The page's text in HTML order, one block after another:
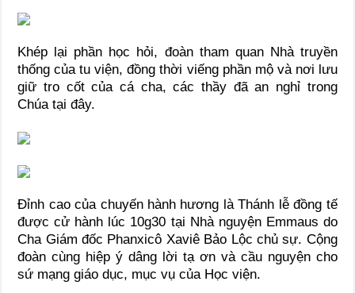
Khép lại phần học hỏi, đoàn tham quan Nhà truyền
thống của tu viện, đồng thời viếng phần mộ và nơi lưu
giữ tro cốt của cá cha, các thầy đã an nghỉ trong
Chúa tại đây.
Đỉnh cao của chuyến hành hương là Thánh lễ đồng tế
được cử hành lúc 10g30 tại Nhà nguyện Emmaus do
Cha Giám đốc Phanxicô Xaviê Bảo Lộc chủ sự. Cộng
đoàn cùng hiệp ý dâng lời tạ ơn và cầu nguyện cho
sứ mạng giáo dục, mục vụ của Học viện.